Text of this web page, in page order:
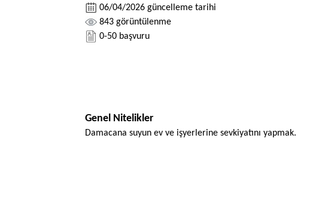
06/04/2026 güncelleme tarihi
843 görüntülenme
0-50 başvuru
Genel Nitelikler
Damacana suyun ev ve işyerlerine sevkiyatını yapmak.